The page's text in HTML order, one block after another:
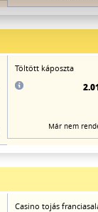
Töltött káposzta
Már nem
Casino tojás